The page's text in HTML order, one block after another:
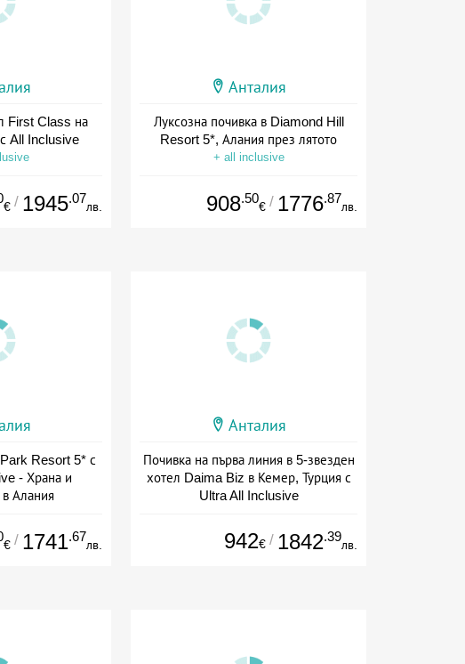
First Class на
All Inclusive
€ / 1945.07
лв.
Анталия
Луксозна почивка в Diamond Hill
Resort 5*, Алания през лятото
+ all inclusive
908.50
€ / 1776.87
лв.
Resort 5* с
- Храна и
в Алания
€ / 1741.67
лв.
Анталия
Почивка на първа линия в 5-звезден
хотел Daima Biz в Кемер, Турция с
Ultra All Inclusive
942€ / 1842.39
лв.